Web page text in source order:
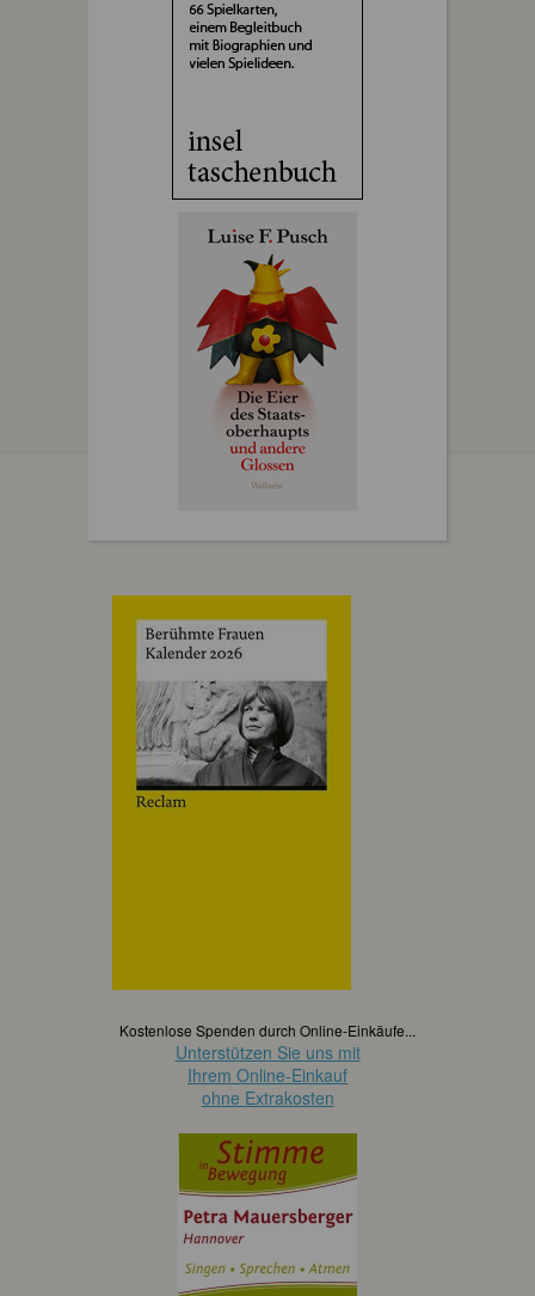
Kostenlose Spenden durch Online-Einkäufe...
Unterstützen Sie uns mit
Ihrem Online-Einkauf
ohne Extrakosten